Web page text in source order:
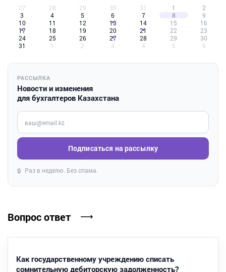
27 28 29 30 31 1
2
3
4 5 6 7 8
9
10
11 12 13 14 15
16
17
18 19 20 21 22
23
24
25 26 27 28 29
30
31
1 2 3 4 5 6
РАССЫЛКА
Новости и изменения
для бухгалтеров Казахстана
Введите ваш e-mail
Подписаться на рассылку
🔒 Раз в неделю. Без спама.
Вопрос ответ
Как государственному учреждению списать
сомнительную дебиторскую задолженность?